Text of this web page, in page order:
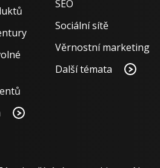
SEO
Sociální sítě
Věrnostní marketing
Další témata